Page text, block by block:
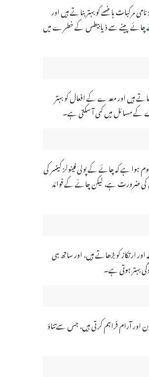
ہاضمے کو بہتر بناتے ہیں اور
چائے پینے سے ذیابیطس کے خطرے میں
ہیں اور معدے کے افعال کو بہتر
کے مسائل میں کمی آ سکتی ہے۔
ہے کہ چائے کے پولی فینولز کینسر کی
کی ضرورت ہے، لیکن چائے کے فوائد
ارتکاز کو بڑھاتے ہیں، اور ساتھ ہی
بہتر ہوتی ہے۔
اور آرام فراہم کرتی ہیں، جس سے تناؤ